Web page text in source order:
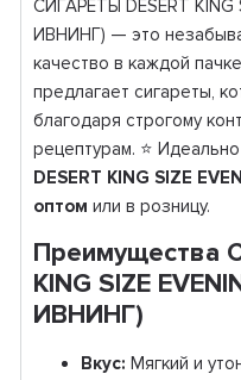
СИГАРЕТЫ DESERT KING
ИВНИНГ) — это
качество в каждой
предлагает сигареты,
благодаря строгому
рецептурам. ⭐
DESERT KING SIZE
оптом или в розницу.
Преимущества
KING SIZE
ИВНИНГ)
Вкус: Мягкий и